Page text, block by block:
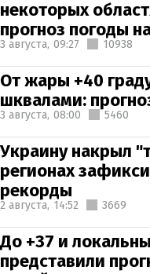
некоторых
прогноз погоды
3 августа, 09:27 10938
От жары +40
шквалами:
3 августа, 08:00 5460
Украину накрыл
регионах
рекорды
2 августа, 14:52 3669
До +37 и
представили